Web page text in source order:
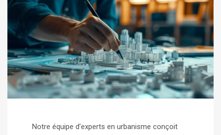
Notre équipe d’experts en urbanisme conçoit